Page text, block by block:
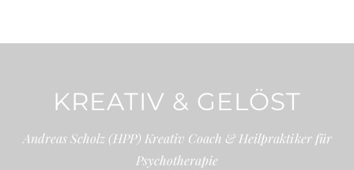
KREATIV & GELÖST
Andreas Scholz (HPP) Kreativ Coach & Heilpraktiker für
Psychotherapie